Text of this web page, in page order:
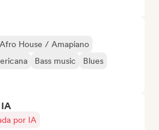
Afro House / Amapiano
Bass music
Blues
por IA